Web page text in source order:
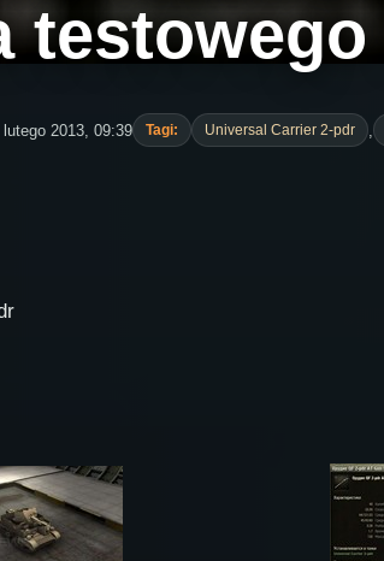
testowego
2013, 09:39 Tagi: Universal Carrier 2-pdr ,